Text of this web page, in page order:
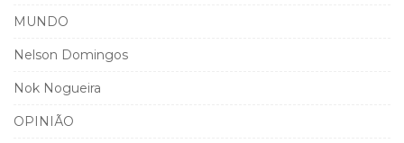
MUNDO
Nelson Domingos
Nok Nogueira
OPINIÃO